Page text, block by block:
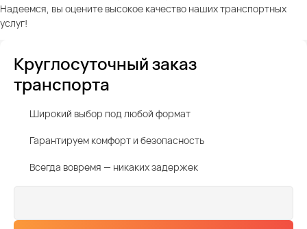
Надеемся, вы оцените высокое качество наших транспортных
услуг!
Круглосуточный заказ
транспорта
Широкий выбор под любой формат
Гарантируем комфорт и безопасность
Всегда вовремя — никаких задержек